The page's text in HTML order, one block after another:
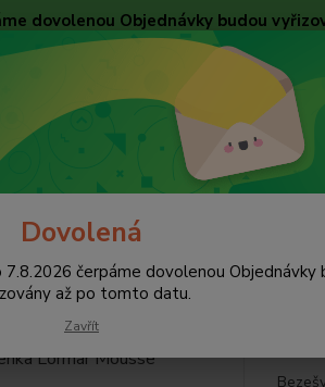
dovolenou Objednávky budou
velikostí Ochrana osobních údajů
Hledat
pište
vyztužené Bezešvá podprsenka Lormar
Lormar Mousse
Dovolená
7.8.2026 čerpáme dovolenou Objednávky
až po tomto datu.
Zavřít